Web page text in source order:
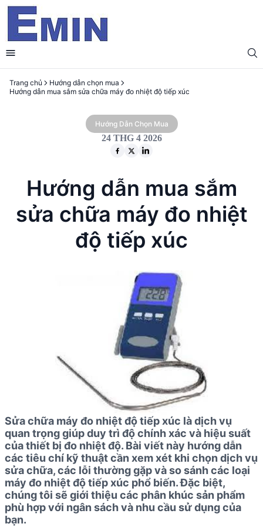
Trang chủ
Hướng dẫn chọn mua
Hướng dẫn mua sắm sửa chữa máy đo nhiệt độ tiếp xúc
Hướng Dẫn Chọn Mua
24 THG 4 2026
Hướng dẫn mua sắm
sửa chữa máy đo nhiệt
độ tiếp xúc
Sửa chữa máy đo nhiệt độ tiếp xúc là dịch vụ
quan trọng giúp duy trì độ chính xác và hiệu suất
của thiết bị đo nhiệt độ. Bài viết này hướng dẫn
các tiêu chí kỹ thuật cần xem xét khi chọn dịch vụ
sửa chữa, các lỗi thường gặp và so sánh các loại
máy đo nhiệt độ tiếp xúc phổ biến. Đặc biệt,
chúng tôi sẽ giới thiệu các phân khúc sản phẩm
phù hợp với ngân sách và nhu cầu sử dụng của
bạn.